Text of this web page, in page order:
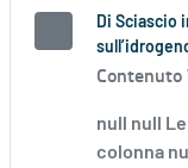
Di Sciascio
Contenuto
null null
colonna